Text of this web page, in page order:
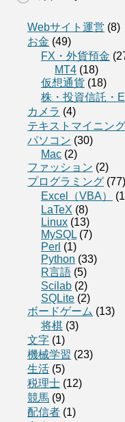
Webサイト運営 (8)
お金 (49)
FX・外貨預金
MT4 (18)
仮想通貨 (18)
株・投資信託・
カメラ (4)
テキストマイニング
パソコン (30)
Mac (2)
ファッション (2)
プログラミング (77)
Excel（VBA）
LaTeX (8)
Linux (13)
MySQL (7)
Perl (1)
Python (33)
R言語 (5)
Scilab (2)
SQLite (2)
ボードゲーム (13)
将棋 (3)
文字 (1)
機械学習 (23)
生活 (5)
税理士 (12)
競馬 (9)
配信者 (1)